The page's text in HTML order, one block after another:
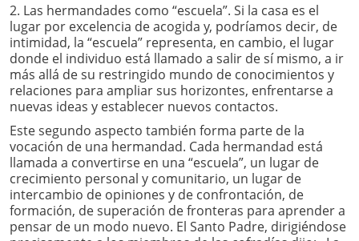
2. Las hermandades como “escuela”. Si la casa es el
lugar por excelencia de acogida y, podríamos decir, de
intimidad, la “escuela” representa, en cambio, el lugar
donde el individuo está llamado a salir de sí mismo, a ir
más allá de su restringido mundo de conocimientos y
relaciones para ampliar sus horizontes, enfrentarse a
nuevas ideas y establecer nuevos contactos.
Este segundo aspecto también forma parte de la
vocación de una hermandad. Cada hermandad está
llamada a convertirse en una “escuela”, un lugar de
crecimiento personal y comunitario, un lugar de
intercambio de opiniones y de confrontación, de
formación, de superación de fronteras para aprender a
pensar de un modo nuevo. El Santo Padre, dirigiéndose